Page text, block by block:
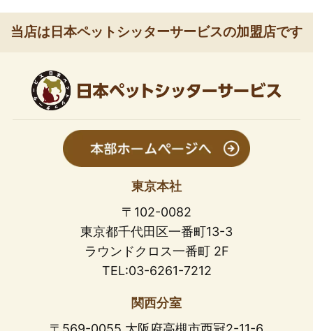
当店は日本ペットシッターサービスの加盟店です
東京本社
〒102-0082
東京都千代田区一番町13-3
ラウンドクロス一番町 2F
TEL:03-6261-7212
関西分室